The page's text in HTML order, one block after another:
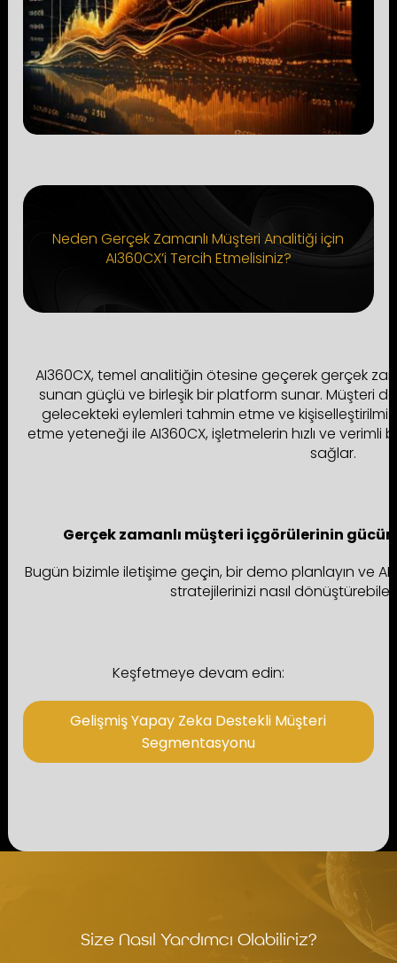
Neden Gerçek Zamanlı Müşteri Analitiği için
AI360CX’i Tercih Etmelisiniz?
AI360CX, temel analitiğin ötesine geçerek gerçek
sunan güçlü ve birleşik bir platform sunar. Müşteri
gelecekteki eylemleri tahmin etme ve
etme yeteneği ile AI360CX, işletmelerin hızlı ve verimli
sağlar.
Gerçek zamanlı müşteri içgörülerinin
Bugün bizimle iletişime geçin, bir demo planlayın ve
stratejilerinizi nasıl
Keşfetmeye devam edin:
Gelişmiş Yapay Zeka Destekli Müşteri
Segmentasyonu
Size Nasıl Yardımcı Olabiliriz?